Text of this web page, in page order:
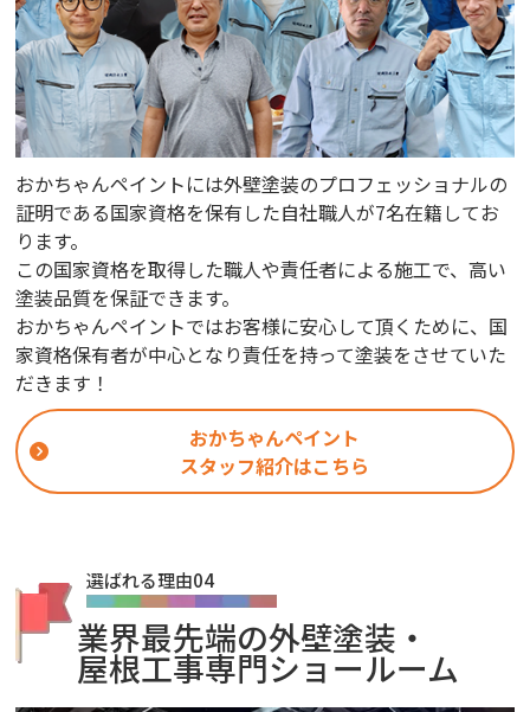
おかちゃんペイントには外壁塗装のプロフェッショナルの
証明である国家資格を保有した自社職人が7名在籍してお
ります。
この国家資格を取得した職人や責任者による施工で、高い
塗装品質を保証できます。
おかちゃんペイントではお客様に安心して頂くために、国
家資格保有者が中心となり責任を持って塗装をさせていた
だきます！
おかちゃんペイント
スタッフ紹介はこちら
業界最先端の外壁塗装・
屋根工事専門ショールーム
選ばれる理由04